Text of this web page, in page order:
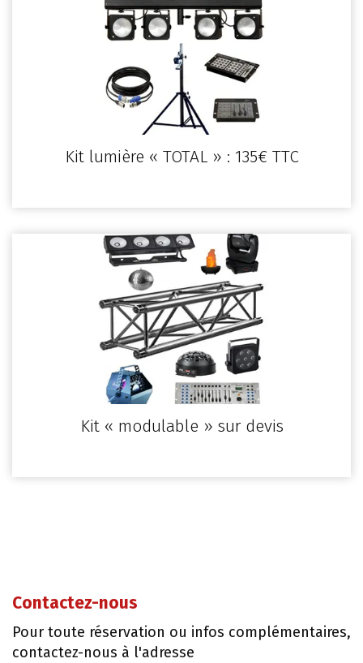
Kit lumière « TOTAL » : 135€ TTC
Kit « modulable » sur devis
Contactez-nous
Pour toute réservation ou infos complémentaires,
contactez-nous à l'adresse